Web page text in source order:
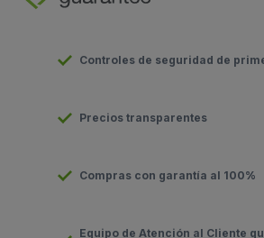
Controles de seguridad de
Precios transparentes
Compras con garantía al 100%
Equipo de Atención al Cliente